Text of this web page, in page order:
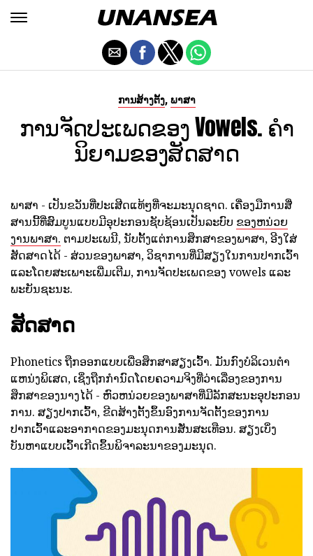
ການສ້າງຕັ້ງ, ພາສາ
ການຈັດປະເພດຂອງ Vowels. ຄໍາ
ນິຍາມຂອງສັດສາດ
ພາສາ - ເປັນຂວັນທີ່ປະເສີດແທ້ໆທີ່ຈະມະນຸດຊາດ. ເຄື່ອງມືການສື່
ສານນີ້ທີ່ສົມບູນແບບມີອຸປະກອນຊັບຊ້ອນເປັນລະບົບ ຂອງຫນ່ວຍ
ງານພາສາ. ຕາມປະເພນີ, ນັບຕັ້ງແຕ່ການສຶກສາຂອງພາສາ, ອີງໃສ່
ສັດສາດໄດ້ - ສ່ວນຂອງພາສາ, ວິຊາການທີ່ມີສຽງໃນການປາກເວົ້າ
ແລະໂດຍສະເພາະເພີ່ມເຕີມ, ການຈັດປະເພດຂອງ vowels ແລະ
ພະຍັນຊະນະ.
ສັດສາດ
Phonetics ຖືກອອກແບບເພື່ອສຶກສາສຽງເວົ້າ. ມັນກົງບໍລິເວນຕໍາ
ແຫນ່ງພິເສດ, ເຊິ່ງຖືກກໍານົດໂດຍຄວາມຈິງທີ່ວ່າເລື່ອງຂອງການ
ສຶກສາຂອງນາງໄດ້ - ຫົວຫນ່ວຍຂອງພາສາທີ່ມີລັກສະນະອຸປະກອນ
ການ. ສຽງປາກເວົ້າ, ຂີດສ້າງຕັ້ງຂຶ້ນອົງການຈັດຕັ້ງຂອງການ
ປາກເວົ້າແລະອາກາດຂອງມະນຸດການສັ່ນສະເທືອນ. ສຽງເບິ່ງ
ບັນຫາແບບເວົ້າເກີດຂຶ້ນພິຈາລະນາຂອງມະນຸດ.